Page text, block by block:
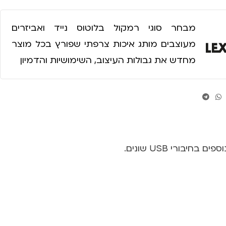
מבחר סוגי רמקול בלוטוס נייד ואביזרים
מעוצבים מותג איכות צרפתי שפורץ בכל מוצר
מחדש את גבולות העיצוב, השימושיות והדמיון